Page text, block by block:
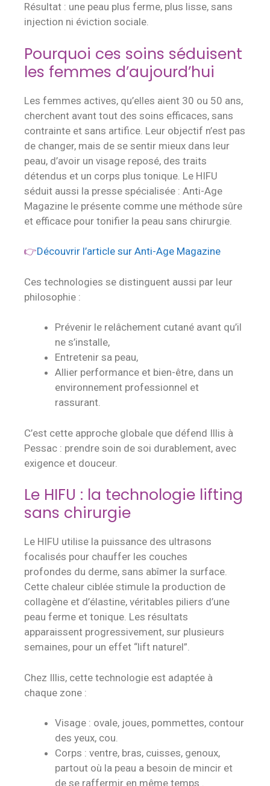
Résultat : une peau plus ferme, plus lisse, sans
injection ni éviction sociale.
Pourquoi ces soins séduisent
les femmes d’aujourd’hui
Les femmes actives, qu’elles aient 30 ou 50 ans,
cherchent avant tout des soins efficaces, sans
contrainte et sans artifice. Leur objectif n’est pas
de changer, mais de se sentir mieux dans leur
peau, d’avoir un visage reposé, des traits
détendus et un corps plus tonique. Le HIFU
séduit aussi la presse spécialisée : Anti-Age
Magazine le présente comme une méthode sûre
et efficace pour tonifier la peau sans chirurgie.
👉Découvrir l’article sur Anti-Age Magazine
Ces technologies se distinguent aussi par leur
philosophie :
Prévenir le relâchement cutané avant qu’il
ne s’installe,
Entretenir sa peau,
Allier performance et bien-être, dans un
environnement professionnel et
rassurant.
C’est cette approche globale que défend Illis à
Pessac : prendre soin de soi durablement, avec
exigence et douceur.
Le HIFU : la technologie lifting
sans chirurgie
Le HIFU utilise la puissance des ultrasons
focalisés pour chauffer les couches
profondes du derme, sans abîmer la surface.
Cette chaleur ciblée stimule la production de
collagène et d’élastine, véritables piliers d’une
peau ferme et tonique. Les résultats
apparaissent progressivement, sur plusieurs
semaines, pour un effet “lift naturel”.
Chez Illis, cette technologie est adaptée à
chaque zone :
Visage : ovale, joues, pommettes, contour
des yeux, cou.
Corps : ventre, bras, cuisses, genoux,
partout où la peau a besoin de mincir et
de se raffermir en même temps .